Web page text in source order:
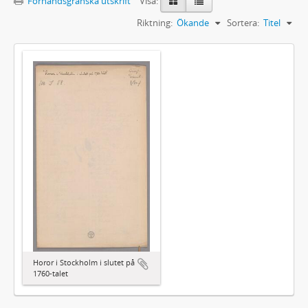
Sortera: Titel
Riktning: Ökande
Horor i Stockholm i slutet på
1760-talet